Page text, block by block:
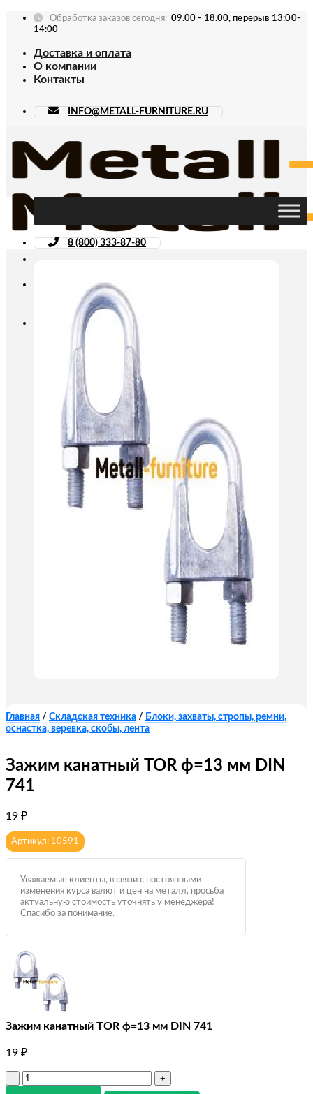
Skip
Обработка заказов сегодня: 09.00 - 18.00, перерыв 13:00-
14:00
Доставка и оплата
О компании
Контакты
INFO@METALL-FURNITURE.RU
8 (800) 333-87-80
Главная / Складская техника / Блоки, захваты, стропы, ремни,
оснастка, веревка, скобы, лента
Зажим канатный TOR ф=13 мм DIN
741
19 ₽
Артикул: 10591
Уважаемые клиенты, в связи с постоянными
изменения курса валют и цен на металл, просьба
актуальную стоимость уточнять у менеджера!
Спасибо за понимание.
Зажим канатный TOR ф=13 мм DIN 741
19 ₽
Количество